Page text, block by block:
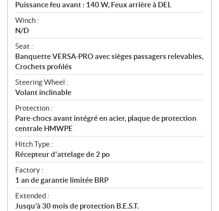
Puissance feu avant : 140 W, Feux arrière à DEL
Winch :
N/D
Seat :
Banquette VERSA-PRO avec sièges passagers relevables,
Crochets profilés
Steering Wheel :
Volant inclinable
Protection :
Pare-chocs avant intégré en acier, plaque de protection
centrale HMWPE
Hitch Type :
Récepteur d'attelage de 2 po
Factory :
1 an de garantie limitée BRP
Extended :
Jusqu’à 30 mois de protection B.E.S.T.